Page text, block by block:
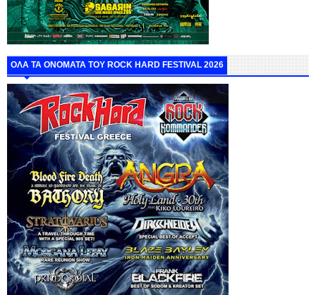
ΟΛΑ ΤΑ ΟΝΟΜΑΤΑ ΤΟΥ ROCK HARD FESTIVAL 2026